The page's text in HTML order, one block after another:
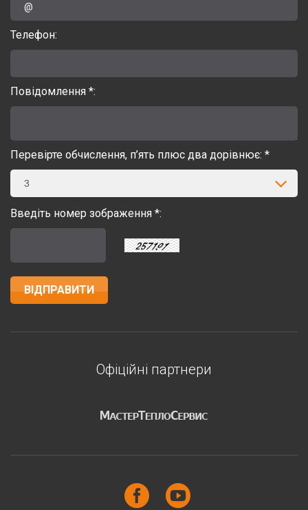
Телефон:
Повідомлення *:
Перевірте обчислення, п’ять плюс два дорівнює: *
3
Введіть номер зображення *:
Офіційні партнери